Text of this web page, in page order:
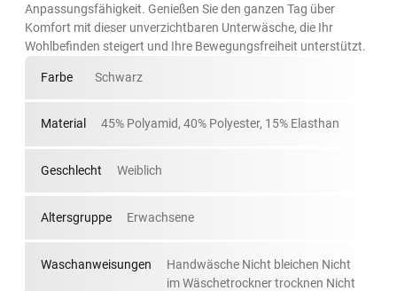
Anpassungsfähigkeit. Genießen Sie den ganzen Tag über
Komfort mit dieser unverzichtbaren Unterwäsche, die Ihr
Wohlbefinden steigert und Ihre Bewegungsfreiheit unterstützt.
Farbe Schwarz
Material 45% Polyamid, 40% Polyester, 15% Elasthan
Geschlecht Weiblich
Altersgruppe Erwachsene
Waschanweisungen
Handwäsche Nicht bleichen Nicht
im Wäschetrockner trocknen Nicht